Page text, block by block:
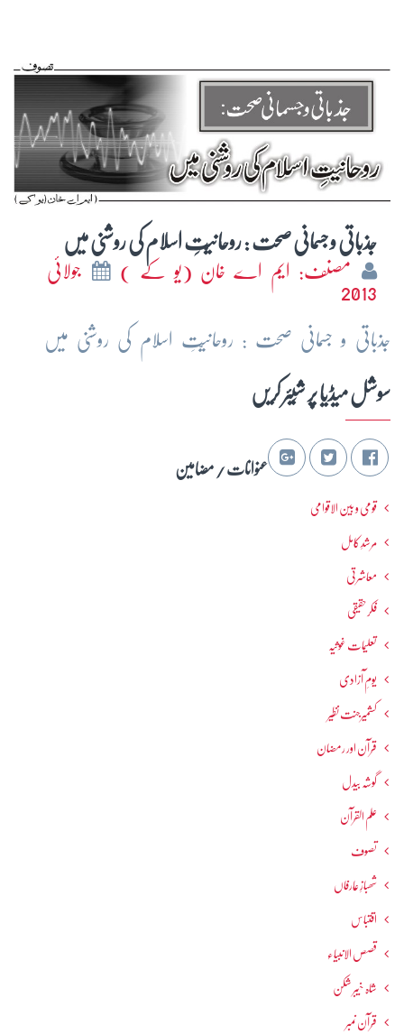
جذباتی و جسمانی صحت : روحانیّتِ اسلام کی روشنی میں
مصنف: ایم اے خان (یو کے )
جولائی
2013
جذباتی و جسمانی صحت : روحانیّتِ اسلام کی روشنی میں
سوشل میڈیا پر شِیئر کریں
عنوانات / مضامین
قومی و بین الاقوامی
مرشدِ کامل
معاشرتی
فکرحقیقی
تعلیمات غوثیہ
یومِ آزادی
کشمیرجنت نظیر
قرآن اور رمضان
گوشہ بیدل
علم القرآن
تصوف
شھبازِ عارفاں
اقتباس
قصص الانبیاء
شاہ خیبر شکن
قرآن نمبر